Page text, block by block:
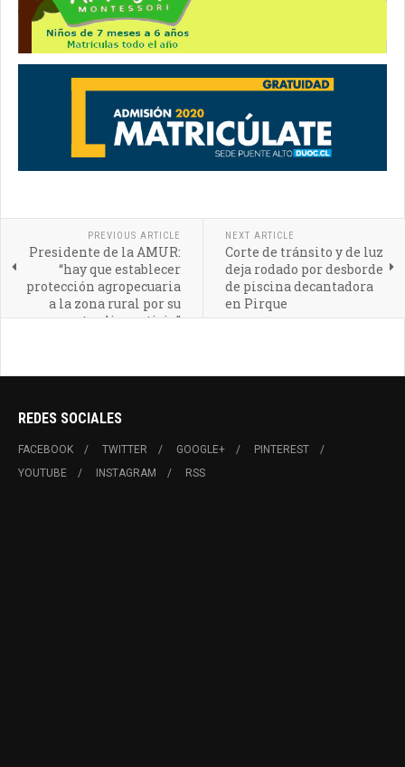
PREVIOUS ARTICLE
Presidente de la AMUR:
“hay que establecer
protección agropecuaria
a la zona rural por su
aporte alimenticio”
NEXT ARTICLE
Corte de tránsito y de luz
deja rodado por desborde
de piscina decantadora
en Pirque
REDES SOCIALES
FACEBOOK TWITTER GOOGLE+
PINTEREST
YOUTUBE
INSTAGRAM RSS